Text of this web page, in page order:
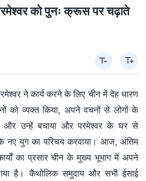
को पुनः क्रूस पर चढ़ाते
ने कार्य करने के लिए चीन में देह धारण
को व्यक्त किया, अपने वचनों से लोगों के
और उन्हें बचाया और परमेश्वर के घर से
युग का परिचय करवाया। आज, अंतिम
का प्रसार चीन के मुख्य भूभाग में अपने
है। कैथोलिक समुदाय और सभी ईसाई